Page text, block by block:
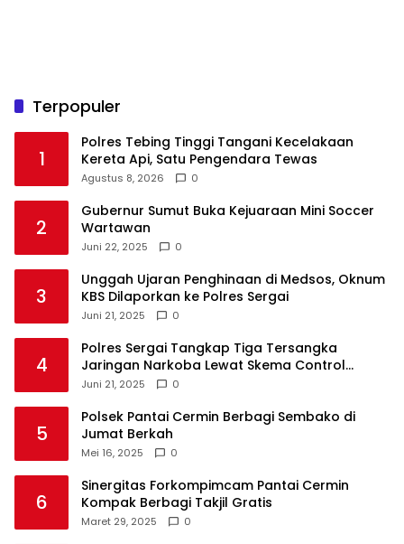
Terpopuler
1
Polres Tebing Tinggi Tangani Kecelakaan
Kereta Api, Satu Pengendara Tewas
Agustus 8, 2026 0
2
Gubernur Sumut Buka Kejuaraan Mini Soccer
Wartawan
Juni 22, 2025 0
3
Unggah Ujaran Penghinaan di Medsos, Oknum
KBS Dilaporkan ke Polres Sergai
Juni 21, 2025 0
4
Polres Sergai Tangkap Tiga Tersangka
Jaringan Narkoba Lewat Skema Control
Delivery
Juni 21, 2025 0
5
Polsek Pantai Cermin Berbagi Sembako di
Jumat Berkah
Mei 16, 2025 0
6
Sinergitas Forkompimcam Pantai Cermin
Kompak Berbagi Takjil Gratis
Maret 29, 2025 0